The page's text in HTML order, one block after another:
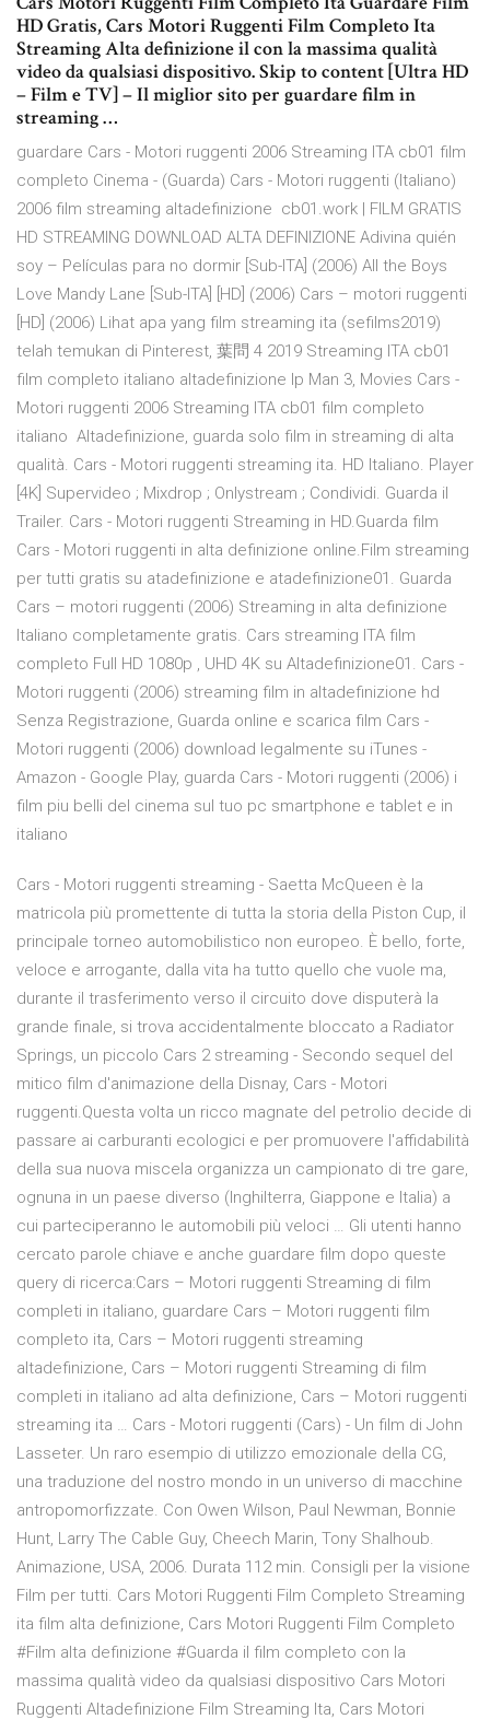
HD Gratis, Cars Motori Ruggenti Film Completo Ita
Streaming Alta definizione il con la massima qualità
video da qualsiasi dispositivo. Skip to content [Ultra HD
– Film e TV] – Il miglior sito per guardare film in
streaming …
guardare Cars - Motori ruggenti 2006 Streaming ITA cb01 film
completo Cinema - (Guarda) Cars - Motori ruggenti (Italiano)
2006 film streaming altadefinizione cb01.work | FILM GRATIS
HD STREAMING DOWNLOAD ALTA DEFINIZIONE Adivina quién
soy – Películas para no dormir [Sub-ITA] (2006) All the Boys
Love Mandy Lane [Sub-ITA] [HD] (2006) Cars – motori ruggenti
[HD] (2006) Lihat apa yang film streaming ita (sefilms2019)
telah temukan di Pinterest, 葉問 4 2019 Streaming ITA cb01
film completo italiano altadefinizione Ip Man 3, Movies Cars -
Motori ruggenti 2006 Streaming ITA cb01 film completo
italiano Altadefinizione, guarda solo film in streaming di alta
qualità. Cars - Motori ruggenti streaming ita. HD Italiano. Player
[4K] Supervideo ; Mixdrop ; Onlystream ; Condividi. Guarda il
Trailer. Cars - Motori ruggenti Streaming in HD.Guarda film
Cars - Motori ruggenti in alta definizione online.Film streaming
per tutti gratis su atadefinizione e atadefinizione01. Guarda
Cars – motori ruggenti (2006) Streaming in alta definizione
Italiano completamente gratis. Cars streaming ITA film
completo Full HD 1080p , UHD 4K su Altadefinizione01. Cars -
Motori ruggenti (2006) streaming film in altadefinizione hd
Senza Registrazione, Guarda online e scarica film Cars -
Motori ruggenti (2006) download legalmente su iTunes -
Amazon - Google Play, guarda Cars - Motori ruggenti (2006) i
film piu belli del cinema sul tuo pc smartphone e tablet e in
italiano
Cars - Motori ruggenti streaming - Saetta McQueen è la
matricola più promettente di tutta la storia della Piston Cup, il
principale torneo automobilistico non europeo. È bello, forte,
veloce e arrogante, dalla vita ha tutto quello che vuole ma,
durante il trasferimento verso il circuito dove disputerà la
grande finale, si trova accidentalmente bloccato a Radiator
Springs, un piccolo Cars 2 streaming - Secondo sequel del
mitico film d'animazione della Disnay, Cars - Motori
ruggenti.Questa volta un ricco magnate del petrolio decide di
passare ai carburanti ecologici e per promuovere l'affidabilità
della sua nuova miscela organizza un campionato di tre gare,
ognuna in un paese diverso (Inghilterra, Giappone e Italia) a
cui parteciperanno le automobili più veloci … Gli utenti hanno
cercato parole chiave e anche guardare film dopo queste
query di ricerca:Cars – Motori ruggenti Streaming di film
completi in italiano, guardare Cars – Motori ruggenti film
completo ita, Cars – Motori ruggenti streaming
altadefinizione, Cars – Motori ruggenti Streaming di film
completi in italiano ad alta definizione, Cars – Motori ruggenti
streaming ita … Cars - Motori ruggenti (Cars) - Un film di John
Lasseter. Un raro esempio di utilizzo emozionale della CG,
una traduzione del nostro mondo in un universo di macchine
antropomorfizzate. Con Owen Wilson, Paul Newman, Bonnie
Hunt, Larry The Cable Guy, Cheech Marin, Tony Shalhoub.
Animazione, USA, 2006. Durata 112 min. Consigli per la visione
Film per tutti. Cars Motori Ruggenti Film Completo Streaming
ita film alta definizione, Cars Motori Ruggenti Film Completo
#Film alta definizione #Guarda il film completo con la
massima qualità video da qualsiasi dispositivo Cars Motori
Ruggenti Altadefinizione Film Streaming Ita, Cars Motori